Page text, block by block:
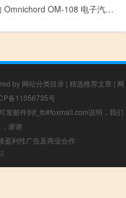
铃木在等待 25 年之后推出最新的 Omnichord OM-108 电子汽车竖琴
by 网站分类目录 | 精选推荐文章 | 网
备11056735号
发邮件到f_fb#foxmail.com说明，我们
谢谢
盈利性广告及商业合作